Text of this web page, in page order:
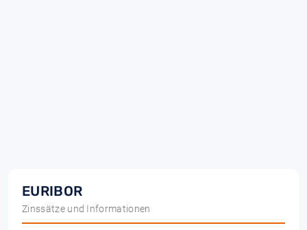
EURIBOR
Zinssätze und Informationen